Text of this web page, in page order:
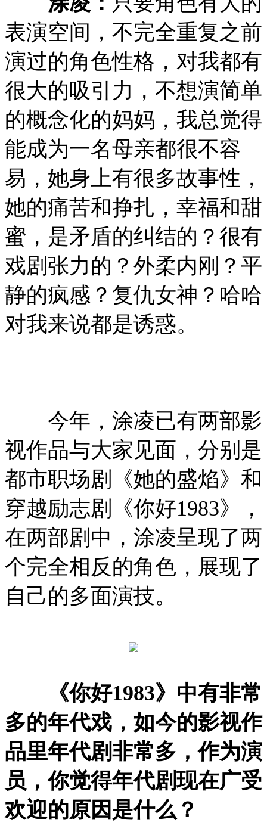
表演空间，不完全重复之前
演过的角色性格，对我都有
很大的吸引力，不想演简单
的概念化的妈妈，我总觉得
能成为一名母亲都很不容
易，她身上有很多故事性，
她的痛苦和挣扎，幸福和甜
蜜，是矛盾的纠结的？很有
戏剧张力的？外柔内刚？平
静的疯感？复仇女神？哈哈
对我来说都是诱惑。
今年，涂凌已有两部影
视作品与大家见面，分别是
都市职场剧《她的盛焰》和
穿越励志剧《你好1983》，
在两部剧中，涂凌呈现了两
个完全相反的角色，展现了
自己的多面演技。
《你好1983》中有非常
多的年代戏，如今的影视作
品里年代剧非常多，作为演
员，你觉得年代剧现在广受
欢迎的原因是什么？